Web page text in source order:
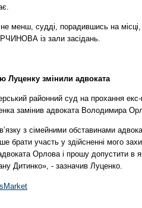
менш, судді, порадившись на
із зали засідань.
Луценку змінили адвоката
районний суд на прохання екс-
замінив адвоката Володимира
з сімейними обставинами
брати участь у здійсненні мого
Орлова і прошу допустити в
Дитинко», - зазначив Луценко.